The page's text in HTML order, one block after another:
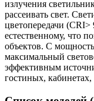
излучения
рассеивать свет.
цветопередачи
естественному, что
объектов. С
максимальный
эффективным
гостиных,